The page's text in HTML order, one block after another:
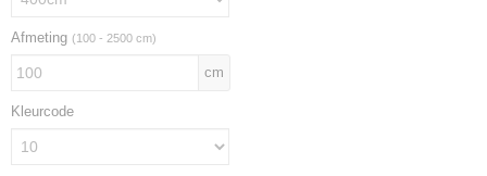
Afmeting (100 - 2500 cm)
cm
Kleurcode